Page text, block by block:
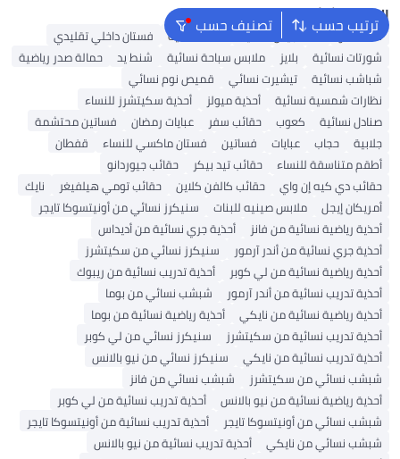
ترتيب حسب تصنيف حسب البحث الشائع
شنط ألدو شنط جيس نسائية شنط نسائية
فستان داخلي تقليدي
شورتات نسائية
بلايز ملابس سباحة نسائية شنط يد
حمالة صدر رياضية
شباشب نسائية
تيشيرت نسائي
قميص نوم نسائي
نظارات شمسية نسائية
أحذية ميولز
أحذية سكيتشرز للنساء
صنادل نسائية
كعوب حقائب سفر عبايات رمضان
فساتين محتشمة
جلابية
حجاب عبايات فساتين فستان ماكسي للنساء
قفطان
أطقم متناسقة للنساء
حقائب تيد بيكر
حقائب جيوردانو
حقائب دي كيه إن واي
حقائب كالفن كلاين حقائب تومي هيلفيغر
نايك
أمريكان إيجل
ملابس صينيه للبنات
سنيكرز نسائي من أونيتسوكا تايجر
أحذية رياضية نسائية من فانز
أحذية جري نسائية من أديداس
أحذية جري نسائية من أندر آرمور
سنيكرز نسائي من سكيتشرز
أحذية رياضية نسائية من لي كوبر
أحذية تدريب نسائية من ريبوك
أحذية تدريب نسائية من أندر آرمور
شبشب نسائي من بوما
أحذية رياضية نسائية من نايكي
أحذية رياضية نسائية من بوما
أحذية تدريب نسائية من سكيتشرز
سنيكرز نسائي من لي كوبر
أحذية تدريب نسائية من نايكي
سنيكرز نسائي من نيو بالانس
شبشب نسائي من سكيتشرز
شبشب نسائي من فانز
أحذية رياضية نسائية من نيو بالانس
أحذية تدريب نسائية من لي كوبر
شبشب نسائي من أونيتسوكا تايجر
أحذية تدريب نسائية من أونيتسوكا تايجر
شبشب نسائي من نايكي
أحذية تدريب نسائية من نيو بالانس